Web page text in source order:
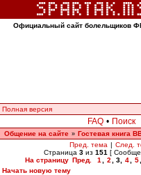
Официальный сайт болельщиков
Полная версия
FAQ • Поиск
Общение на сайте » Гостевая книга
Пред. тема | След.
Страница 3 из 151 [
На страницу Пред. 1 2 3, 4 5
Начать новую тему